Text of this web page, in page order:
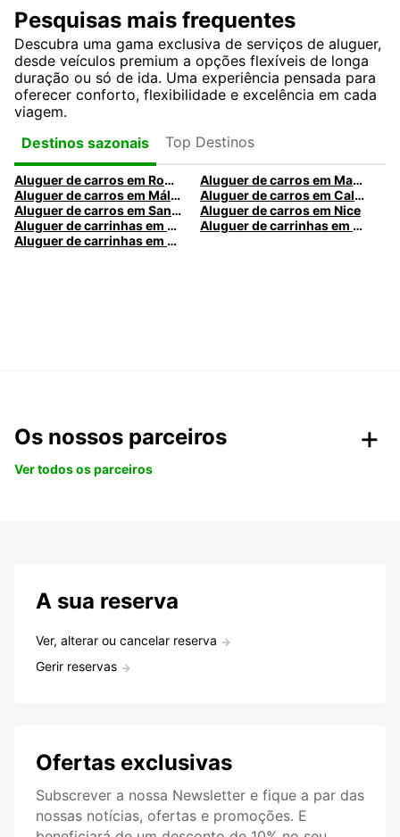
Pesquisas mais frequentes
Descubra uma gama exclusiva de serviços de aluguer,
desde veículos premium a opções flexíveis de longa
duração ou só de ida. Uma experiência pensada para
oferecer conforto, flexibilidade e excelência em cada
viagem.
Destinos sazonais
Top Destinos
Aluguer de carros em Roma
Aluguer de carros em Madrid
Aluguer de carros em Málaga
Aluguer de carros em Caldas da Rainha
Aluguer de carros em Santa Maria da Feira
Aluguer de carros em Nice
Aluguer de carrinhas em Nice
Aluguer de carrinhas em Santa Maria da Feira
Aluguer de carrinhas em Caldas da Rainha
Os nossos parceiros
Ver todos os parceiros
A sua reserva
Ver, alterar ou cancelar reserva
Gerir reservas
Ofertas exclusivas
Subscrever a nossa Newsletter e fique a par das
nossas notícias, ofertas e promoções. E